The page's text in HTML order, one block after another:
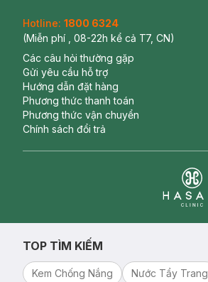
Hotline: 1800 6324
(Miễn phí , 08-22h kể cả T7, CN)
Các câu hỏi thường gặp
Gửi yêu cầu hỗ trợ
Hướng dẫn đặt hàng
Phương thức thanh toán
Phương thức vận chuyển
Chính sách đổi trả
TOP TÌM KIẾM
Kem Chống Nắng Nước Tẩy Trang